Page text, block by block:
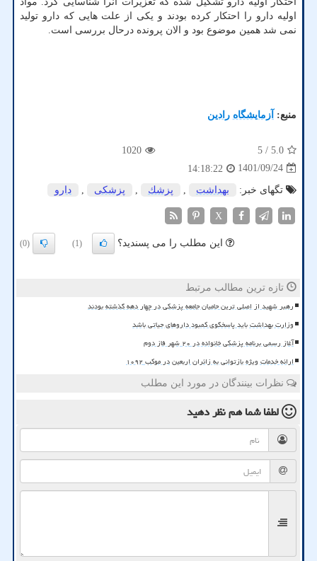
اولیه دارو را احتکار کرده بودند و یکی از علت هایی که دارو تولید
نمی شد همین موضوع بود و الان پرونده درحال بررسی است.
منبع: آزمایشگاه رادین
5.0
/ 5
1020
1401/09/24
14:18:22
تگهای خبر:
بهداشت , پزشك , پزشكی , دارو
X
این مطلب را می پسندید؟ (1)
(0)
تازه ترین مطالب مرتبط
رهبر شهید از اصلی ترین حامیان جامعه پزشکی در چهار دهه گذشته بودند
وزارت بهداشت باید پاسخگوی کمبود داروهای حیاتی باشد
آغاز رسمی برنامه پزشکی خانواده در ۲۰ شهر فاز دوم
ارائه خدمات ویژه بازتوانی به زائران اربعین در موکب ۱۰۹۲
نظرات بینندگان در مورد این مطلب
لطفا شما همنظر دهید